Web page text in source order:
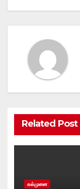
Related Post
கல்முனை